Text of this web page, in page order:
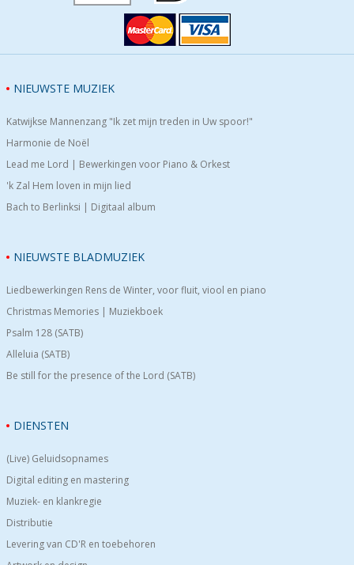
NIEUWSTE MUZIEK
Katwijkse Mannenzang "Ik zet mijn treden in Uw spoor!"
Harmonie de Noël
Lead me Lord | Bewerkingen voor Piano & Orkest
'k Zal Hem loven in mijn lied
Bach to Berlinksi | Digitaal album
NIEUWSTE BLADMUZIEK
Liedbewerkingen Rens de Winter, voor fluit, viool en piano
Christmas Memories | Muziekboek
Psalm 128 (SATB)
Alleluia (SATB)
Be still for the presence of the Lord (SATB)
DIENSTEN
(Live) Geluidsopnames
Digital editing en mastering
Muziek- en klankregie
Distributie
Levering van CD'R en toebehoren